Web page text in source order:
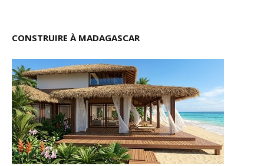
CONSTRUIRE À MADAGASCAR